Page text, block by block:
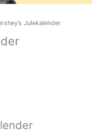
Julekalender